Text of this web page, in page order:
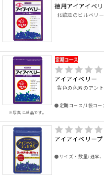
徳用アイアイベ
北欧産のビルベリ
※写真は単品です。
アイアイベリー
紫色の色素のアン
●定期コース/1袋コー
アイアイベリー
●サイズ・数量/通常